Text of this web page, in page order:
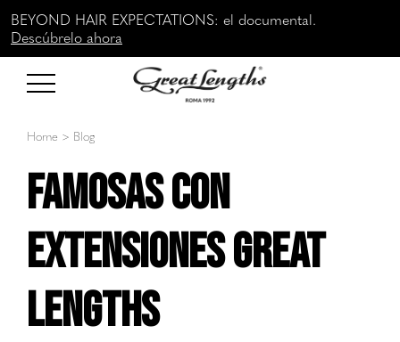
BEYOND HAIR EXPECTATIONS: el documental.
Descúbrelo ahora
Home > Blog
Famosas con
extensiones Great
lengths